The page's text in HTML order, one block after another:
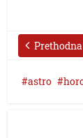
Prethodna
astro